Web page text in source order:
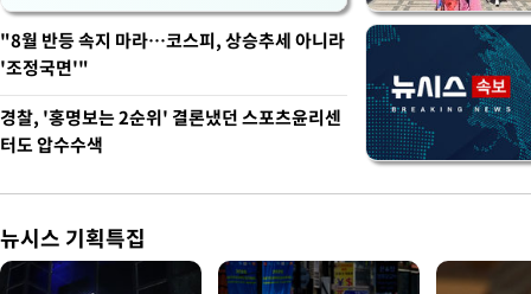
"8월 반등 속지 마라…코스피, 상승추세 아니라
'조정국면'"
경찰, '홍명보는 2순위' 결론냈던 스포츠윤리센
터도 압수수색
뉴시스 기획특집